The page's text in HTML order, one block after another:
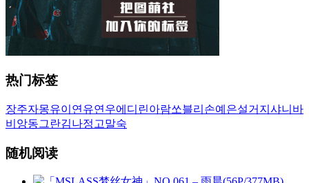
热门标签
장주자몽유이 연유연우에디린아람쏘블리 손예은설거지 샤니 바
비앙동그란김나정 고말숙
随机阅读